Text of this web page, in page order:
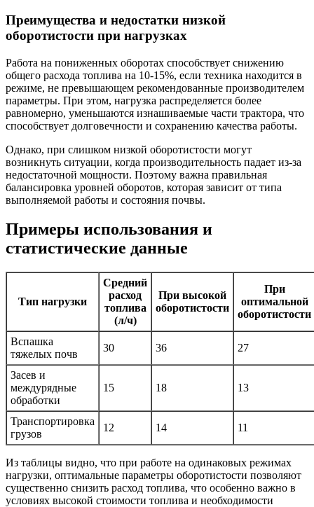
Преимущества и недостатки низкой
оборотистости при нагрузках
Работа на пониженных оборотах способствует снижению
общего расхода топлива на 10-15%, если техника находится в
режиме, не превышающем рекомендованные производителем
параметры. При этом, нагрузка распределяется более
равномерно, уменьшаются изнашиваемые части трактора, что
способствует долговечности и сохранению качества работы.
Однако, при слишком низкой оборотистости могут
возникнуть ситуации, когда производительность падает из-за
недостаточной мощности. Поэтому важна правильная
балансировка уровней оборотов, которая зависит от типа
выполняемой работы и состояния почвы.
Примеры использования и
статистические данные
Тип нагрузки
Средний
расход
топлива
(л/ч)
При высокой
оборотистости
При
оптимальной
оборотистости
Вспашка
тяжелых почв
30 36 27
Засев и
междурядные
обработки
15 18 13
Транспортировка
грузов
12 14 11
Из таблицы видно, что при работе на одинаковых режимах
нагрузки, оптимальные параметры оборотистости позволяют
существенно снизить расход топлива, что особенно важно в
условиях высокой стоимости топлива и необходимости